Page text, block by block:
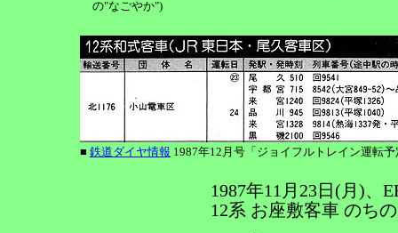
の"なごやか")
■ 鉄道ダイヤ情報 1987年12月号「ジョイフルトレイン運転
1987年11月23日(月)、
12系 お座敷客車 のち